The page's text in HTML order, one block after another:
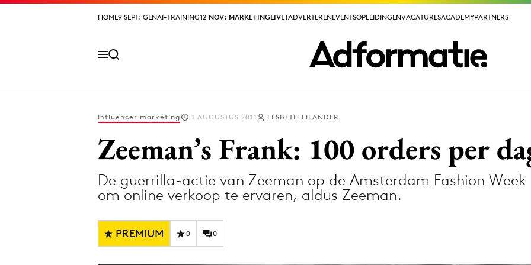
HOME9 SEPT: GENAI-TRAINING12 NOV: MARKETINGLIVE!ADVERTERENEVENTSOPLEIDINGENVACATURESACADEMYPARTNERS
HOME9 SEPT: GENAI-TRAINING12 NOV: MARKETINGLIVE!ADVERTERENEVENTSOPLEIDINGENVACATURESACADEMYPARTNERS
Digital transformation
Diversiteit
Influencer marketing 1 AUGUSTUS 2011 ELSBETH EILANDER
Zeeman’s Frank: 100 orders per
De guerrilla-actie van Zeeman op de Amsterdam Fashion
om online verkoop te ervaren, aldus Zeeman.
PREMIUM 0 0